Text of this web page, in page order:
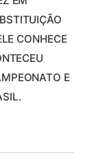
CONHECE
E